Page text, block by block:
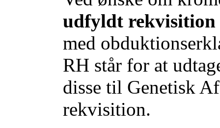
udfyldt
med
RH står for at
disse til Genetisk
rekvisition.